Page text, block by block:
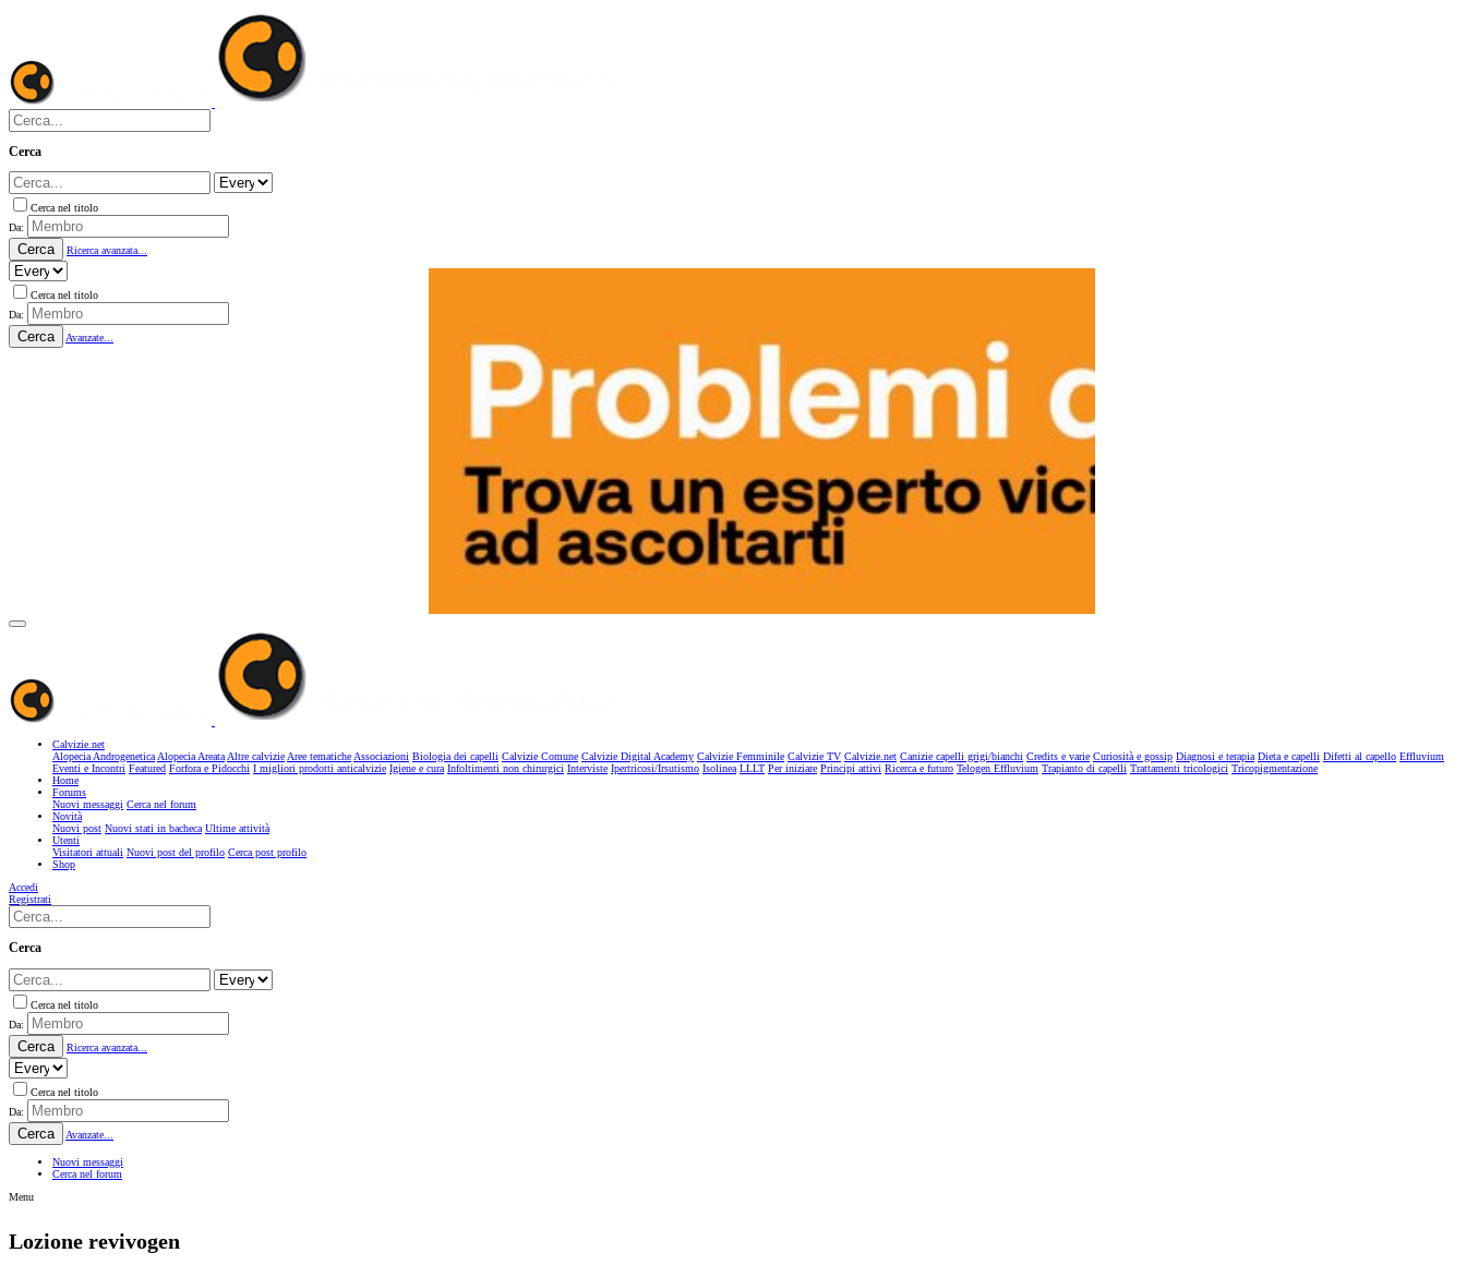
Cerca
Cerca nel titolo
Da:
Cerca Ricerca avanzata...
Cerca nel titolo
Da:
Cerca Avanzate...
Calvizie.net
Alopecia AndrogeneticaAlopecia AreataAltre calvizieAree tematicheAssociazioni Biologia dei capelli Calvizie Comune Calvizie Digital Academy Calvizie Femminile Calvizie TV Calvizie.net Canizie capelli grigi/bianchi Credits e varie Curiosità e gossip Diagnosi e terapia Dieta e capelli Difetti al capello Effluvium
Eventi e Incontri Featured Forfora e Pidocchi I migliori prodotti anticalvizie Igiene e cura Infoltimenti non chirurgici Interviste Ipertricosi/Irsutismo Isolinea LLLT Per iniziare Principi attivi Ricerca e futuro Telogen Effluvium Trapianto di capelli Trattamenti tricologici Tricopigmentazione
Home
Forums
Nuovi messaggi Cerca nel forum
Novità
Nuovi post Nuovi stati in bacheca Ultime attività
Utenti
Visitatori attuali Nuovi post del profilo Cerca post profilo
Shop
Accedi
Registrati
Cerca
Cerca nel titolo
Da:
Cerca Ricerca avanzata...
Cerca nel titolo
Da:
Cerca Avanzate...
Nuovi messaggi
Cerca nel forum
Menu
Lozione revivogen